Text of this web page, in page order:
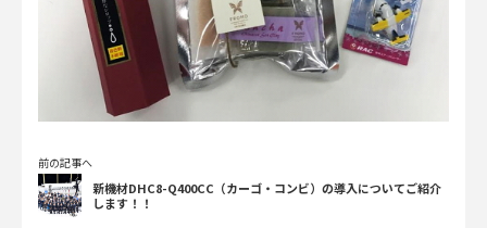
前の記事へ
新機材DHC8-Q400CC（カーゴ・コンビ）の導入についてご紹介
します！！